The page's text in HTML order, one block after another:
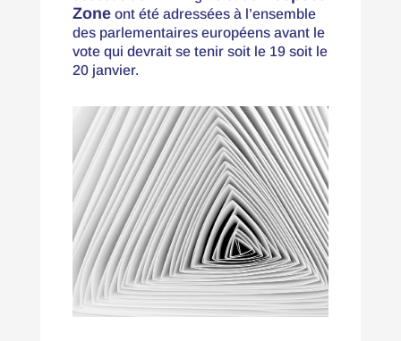
Zoneont été adressées à l’ensemble
des parlementaires européens avant le
vote qui devrait se tenir soit le 19 soit le
20 janvier.